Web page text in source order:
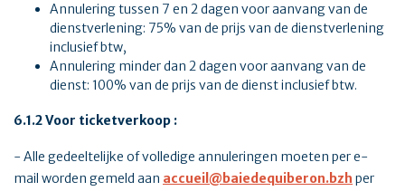
Annulering tussen 7 en 2 dagen voor aanvang van de
dienstverlening: 75% van de prijs van de dienstverlening
inclusief btw,
Annulering minder dan 2 dagen voor aanvang van de
dienst: 100% van de prijs van de dienst inclusief btw.
6.1.2 Voor ticketverkoop :
- Alle gedeeltelijke of volledige annuleringen moeten per e-
mail worden gemeld aan accueil@baiedequiberon.bzh per